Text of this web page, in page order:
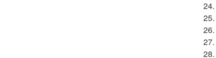
24.
25.
26.
27.
28.